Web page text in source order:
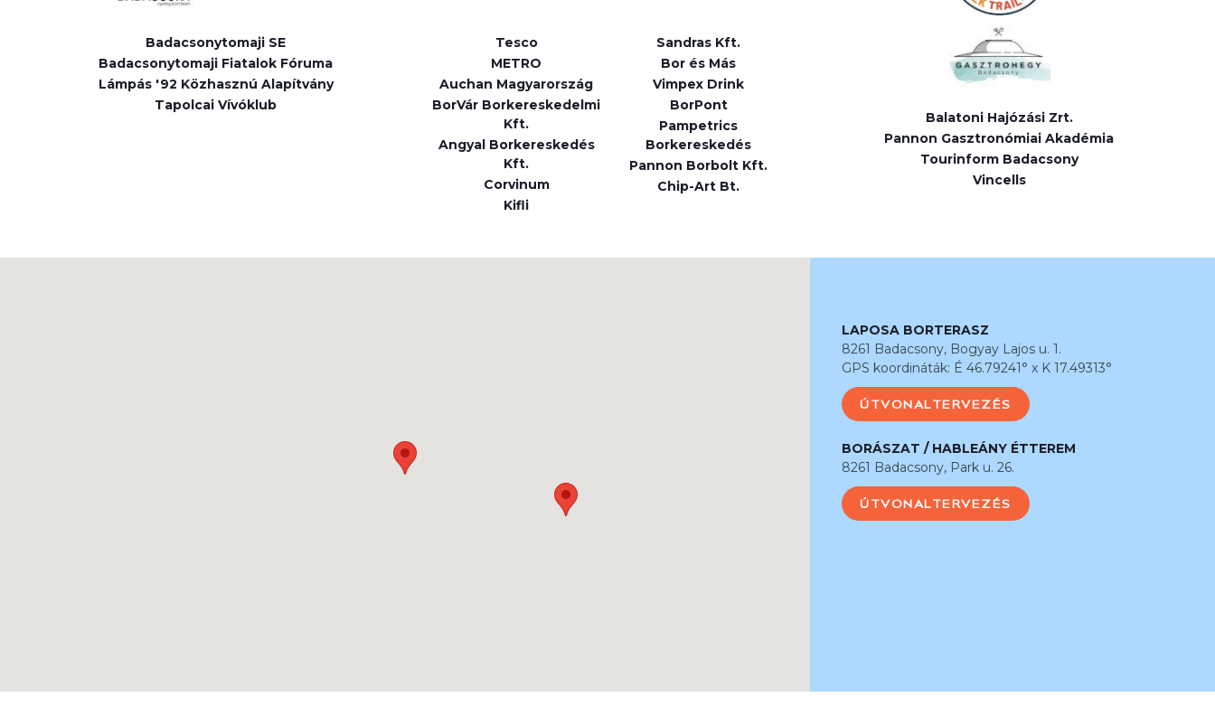
Badacsonytomaji SE
Badacsonytomaji Fiatalok Fóruma
Lámpás '92 Közhasznú Alapítvány
Tapolcai Vívóklub
Tesco
METRO
Auchan Magyarország
BorVár Borkereskedelmi
Kft.
Angyal Borkereskedés
Kft.
Corvinum
Kifli
Sandras Kft.
Bor és Más
Vimpex Drink
BorPont
Pampetrics
Borkereskedés
Pannon Borbolt Kft.
Chip-Art Bt.
Balatoni Hajózási Zrt.
Pannon Gasztronómiai Akadémia
Tourinform Badacsony
Vincells
LAPOSA BORTERASZ
8261 Badacsony, Bogyay Lajos u. 1.
GPS koordináták: É 46.79241° x K 17.49313°
ÚTVONALTERVEZÉS
BORÁSZAT / HABLEÁNY ÉTTEREM
8261 Badacsony, Park u. 26.
ÚTVONALTERVEZÉS